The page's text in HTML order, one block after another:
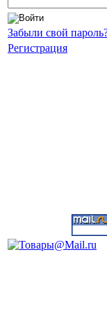
Забыли свой
Регистрация